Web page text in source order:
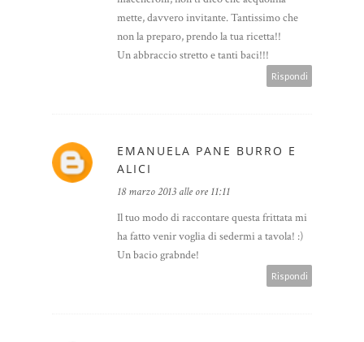
mette, davvero invitante. Tantissimo che
non la preparo, prendo la tua ricetta!!
Un abbraccio stretto e tanti baci!!!
Rispondi
EMANUELA PANE BURRO E
ALICI
18 marzo 2013 alle ore 11:11
Il tuo modo di raccontare questa frittata mi
ha fatto venir voglia di sedermi a tavola! :)
Un bacio grabnde!
Rispondi